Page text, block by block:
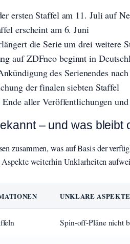
ersten Staffel am 11. Juli auf
erscheint am 6. Juni
die Serie um drei weitere
auf ZDFneo beginnt in
des Serienendes
der finalen siebten Staffel
aller Veröffentlichungen
– und was bleibt
zusammen, was auf Basis der
weiterhin Unklarheiten
UNKLARE ASPEKTE
Spin-off-Pläne nicht